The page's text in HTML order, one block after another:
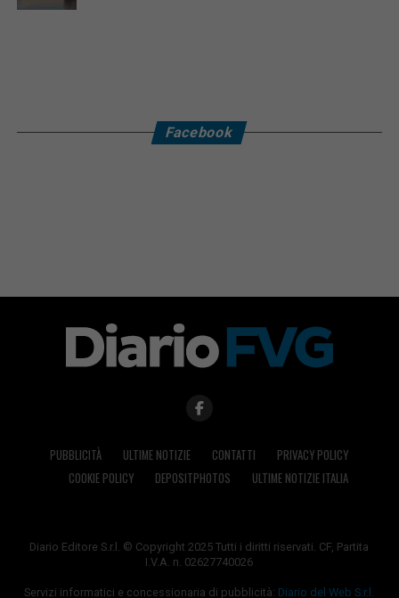
Facebook
PUBBLICITÀ ULTIME NOTIZIE CONTATTI
PRIVACY POLICY
COOKIE POLICY
DEPOSITPHOTOS ULTIME NOTIZIE ITALIA
Diario Editore S.r.l. © Copyright 2025 Tutti i diritti riservati. CF, Partita
I.V.A. n. 02627740026
Servizi informatici e concessionaria di pubblicità: Diario del Web S.r.l.